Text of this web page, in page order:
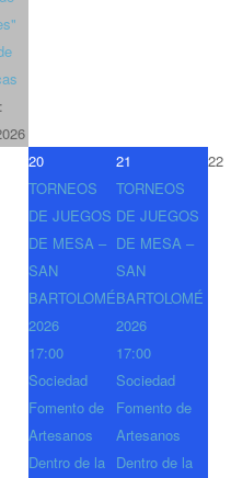
20
TORNEOS
DE JUEGOS
DE MESA –
SAN
BARTOLOMÉ
2026
17:00
Sociedad
Fomento de
Artesanos
Dentro de la
21
TORNEOS
DE JUEGOS
DE MESA –
SAN
BARTOLOMÉ
2026
17:00
Sociedad
Fomento de
Artesanos
Dentro de la
22